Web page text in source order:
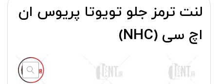
لنت ترمز جلو تویوتا پریوس ان
اچ سی (NHC)